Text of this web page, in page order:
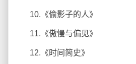
10.《偷影子的人》
11.《傲慢与偏见》
12.《时间简史》